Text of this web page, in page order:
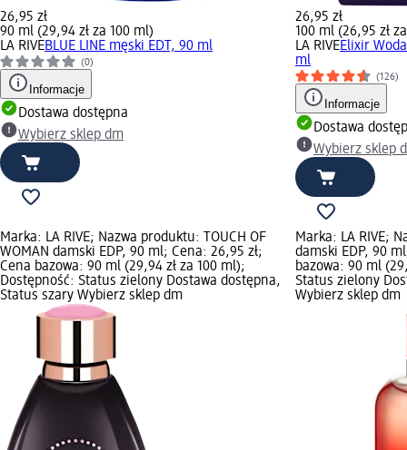
26,95 zł
90 ml (29,94 zł za 100 ml)
LA RIVEBLUE LINE męski EDT, 90 ml
(0)
Informacje
Dostawa dostępna
Wybierz sklep dm
26,95 zł
100 ml (26,95 zł
LA RIVEElixir
ml
(126)
Informacje
Dostawa
Wybierz sklep
Marka: LA RIVE; Nazwa produktu: TOUCH OF
WOMAN damski EDP, 90 ml; Cena: 26,95 zł;
Cena bazowa: 90 ml (29,94 zł za 100 ml);
Dostępność: Status zielony Dostawa dostępna,
Status szary Wybierz sklep dm
Marka: LA RIVE;
damski EDP, 90
bazowa: 90 ml
Status zielony
Wybierz sklep dm